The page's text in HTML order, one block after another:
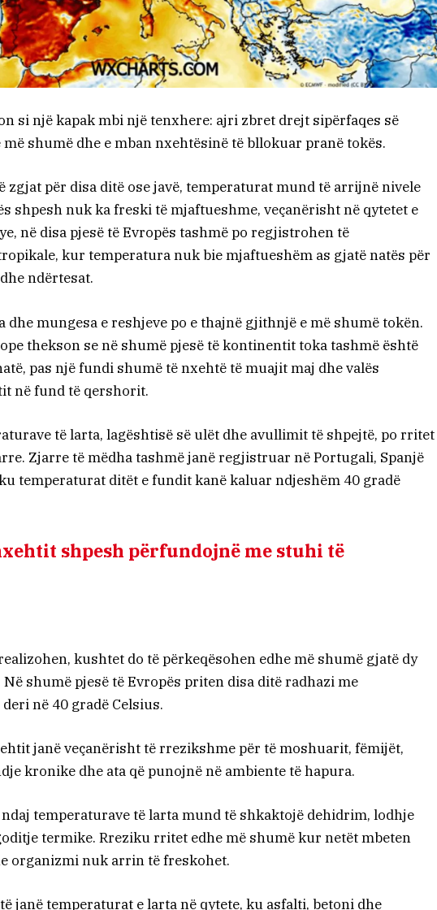
si një kapak mbi një tenxhere: ajri zbret drejt sipërfaqes së
shumë dhe e mban nxehtësinë të bllokuar pranë tokës.
zgjat për disa ditë ose javë, temperaturat mund të arrijnë nivele
shpesh nuk ka freski të mjaftueshme, veçanërisht në qytetet e
në disa pjesë të Evropës tashmë po regjistrohen të
kur temperatura nuk bie mjaftueshëm as gjatë natës për
ndërtesat.
dhe mungesa e reshjeve po e thajnë gjithnjë e më shumë tokën.
thekson se në shumë pjesë të kontinentit toka tashmë është
pas një fundi shumë të nxehtë të muajit maj dhe valës
në fund të qershorit.
të larta, lagështisë së ulët dhe avullimit të shpejtë, po rritet
Zjarre të mëdha tashmë janë regjistruar në Portugali, Spanjë
temperaturat ditët e fundit kanë kaluar ndjeshëm 40 gradë
shpesh përfundojnë me stuhi të
kushtet do të përkeqësohen edhe më shumë gjatë dy
shumë pjesë të Evropës priten disa ditë radhazi me
në 40 gradë Celsius.
janë veçanërisht të rrezikshme për të moshuarit, fëmijët,
kronike dhe ata që punojnë në ambiente të hapura.
temperaturave të larta mund të shkaktojë dehidrim, lodhje
termike. Rreziku rritet edhe më shumë kur netët mbeten
organizmi nuk arrin të freskohet.
janë temperaturat e larta në qytete, ku asfalti, betoni dhe